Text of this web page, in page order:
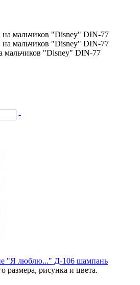
мальчиков "Disney" DIN-77
-
"Я люблю..." Д-106 шампань
размера, рисунка и цвета.